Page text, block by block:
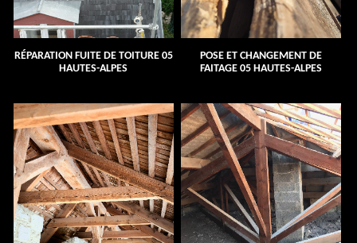
RÉPARATION FUITE DE TOITURE 05
HAUTES-ALPES
POSE ET CHANGEMENT DE
FAITAGE 05 HAUTES-ALPES